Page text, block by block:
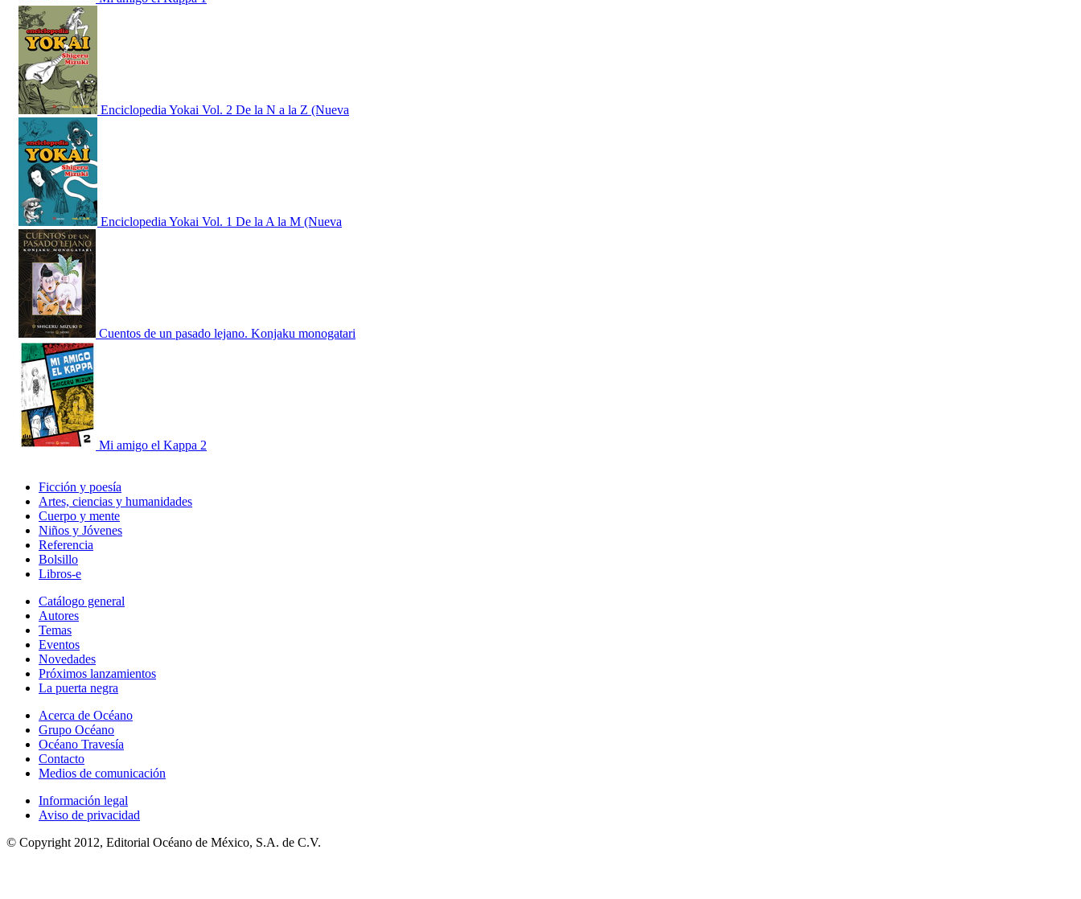
Enciclopedia Yokai Vol. 2 De la N a la Z (Nueva
Enciclopedia Yokai Vol. 1 De la A la M (Nueva
Cuentos de un pasado lejano. Konjaku monogatari
Mi amigo el Kappa 2
Ficción y poesía
Artes, ciencias y humanidades
Cuerpo y mente
Niños y Jóvenes
Referencia
Bolsillo
Libros-e
Catálogo general
Autores
Temas
Eventos
Novedades
Próximos lanzamientos
La puerta negra
Acerca de Océano
Grupo Océano
Océano Travesía
Contacto
Medios de comunicación
Información legal
Aviso de privacidad
© Copyright 2012, Editorial Océano de México, S.A. de C.V.